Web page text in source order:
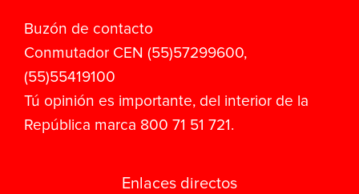
Buzón de contacto
Conmutador CEN (55)57299600,
(55)55419100
Tú opinión es importante, del interior de la
República marca 800 71 51 721.
Enlaces directos